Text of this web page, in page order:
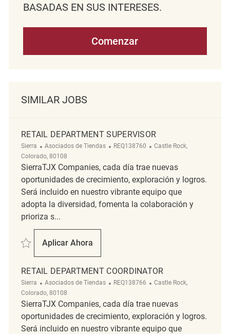
BASADAS EN SUS INTERESES.
Comenzar
SIMILAR JOBS
RETAIL DEPARTMENT SUPERVISOR
Sierra Categoría
Asociados de Tiendas ReqId
REQ138760 Ubicación
Castle Rock,
Colorado, 80108
SierraTJX Companies, cada día trae nuevas
oportunidades de crecimiento, exploración y logros.
Será incluido en nuestro vibrante equipo que
adopta la diversidad, fomenta la colaboración y
prioriza s...
Salvar Retail Department Supervisor REQ138760
Aplicar Ahora
Retail Department Supervisor
RETAIL DEPARTMENT COORDINATOR
Sierra Categoría
Asociados de Tiendas ReqId
REQ138766 Ubicación
Castle Rock,
Colorado, 80108
SierraTJX Companies, cada día trae nuevas
oportunidades de crecimiento, exploración y logros.
Será incluido en nuestro vibrante equipo que